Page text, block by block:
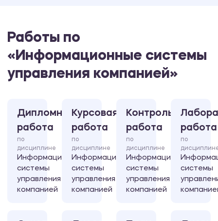
Работы по
«Информационные системы
управления компанией»
Дипломная
работа
по
дисциплине
Информационные
системы
управления
компанией
Курсовая
работа
по
дисциплине
Информационные
системы
управления
компанией
Контрольная
работа
по
дисциплине
Информационные
системы
управления
компанией
работа
по
системы